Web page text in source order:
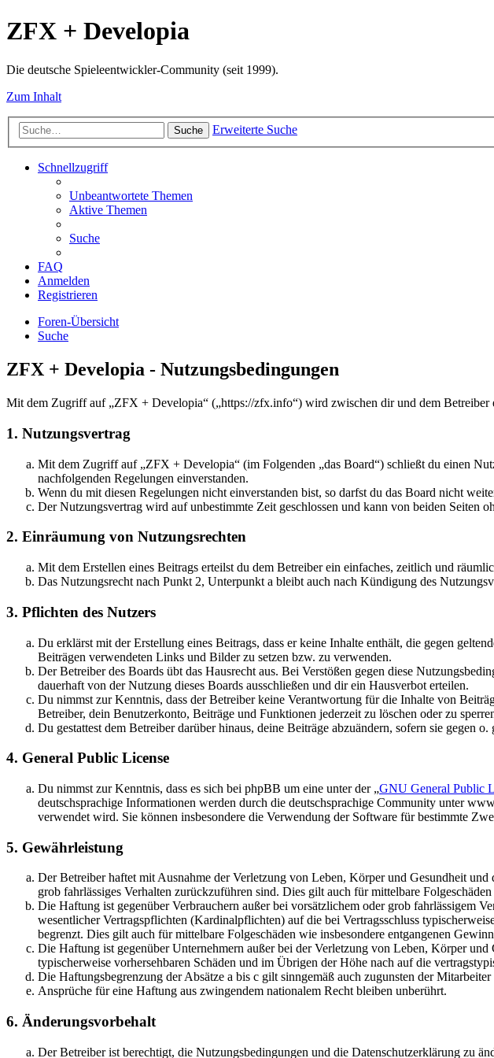
ZFX + Developia
Die deutsche Spieleentwickler-Community (seit 1999).
Zum Inhalt
Suche Erweiterte Suche
Schnellzugriff
Unbeantwortete Themen
Aktive Themen
Suche
FAQ
Anmelden
Registrieren
Foren-Übersicht
Suche
ZFX + Developia - Nutzungsbedingungen
Mit dem Zugriff auf „ZFX + Developia“ („https://zfx.info“) wird zwischen dir und dem Betreiber
1. Nutzungsvertrag
Mit dem Zugriff auf „ZFX + Developia“ (im Folgenden „das Board“) schließt du einen
nachfolgenden Regelungen einverstanden.
Wenn du mit diesen Regelungen nicht einverstanden bist, so darfst du das Board nicht
Der Nutzungsvertrag wird auf unbestimmte Zeit geschlossen und kann von beiden Seiten
2. Einräumung von Nutzungsrechten
Mit dem Erstellen eines Beitrags erteilst du dem Betreiber ein einfaches, zeitlich und
Das Nutzungsrecht nach Punkt 2, Unterpunkt a bleibt auch nach Kündigung des
3. Pflichten des Nutzers
Du erklärst mit der Erstellung eines Beitrags, dass er keine Inhalte enthält, die gegen
Beiträgen verwendeten Links und Bilder zu setzen bzw. zu verwenden.
Der Betreiber des Boards übt das Hausrecht aus. Bei Verstößen gegen diese
dauerhaft von der Nutzung dieses Boards ausschließen und dir ein Hausverbot erteilen.
Du nimmst zur Kenntnis, dass der Betreiber keine Verantwortung für die Inhalte von
Betreiber, dein Benutzerkonto, Beiträge und Funktionen jederzeit zu löschen oder zu
Du gestattest dem Betreiber darüber hinaus, deine Beiträge abzuändern, sofern sie gegen
4. General Public License
Du nimmst zur Kenntnis, dass es sich bei phpBB um eine unter der „GNU General Public
deutschsprachige Informationen werden durch die deutschsprachige Community unter
verwendet wird. Sie können insbesondere die Verwendung der Software für bestimmte
5. Gewährleistung
Der Betreiber haftet mit Ausnahme der Verletzung von Leben, Körper und Gesundheit
grob fahrlässiges Verhalten zurückzuführen sind. Dies gilt auch für mittelbare
Die Haftung ist gegenüber Verbrauchern außer bei vorsätzlichem oder grob fahrlässigem
wesentlicher Vertragspflichten (Kardinalpflichten) auf die bei Vertragsschluss
begrenzt. Dies gilt auch für mittelbare Folgeschäden wie insbesondere entgangenen
Die Haftung ist gegenüber Unternehmern außer bei der Verletzung von Leben, Körper
typischerweise vorhersehbaren Schäden und im Übrigen der Höhe nach auf die
Die Haftungsbegrenzung der Absätze a bis c gilt sinngemäß auch zugunsten der
Ansprüche für eine Haftung aus zwingendem nationalem Recht bleiben unberührt.
6. Änderungsvorbehalt
Der Betreiber ist berechtigt, die Nutzungsbedingungen und die Datenschutzerklärung zu